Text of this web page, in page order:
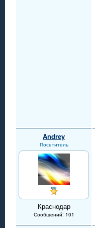
Andrey
Посетитель
Краснодар
Сообщений: 101